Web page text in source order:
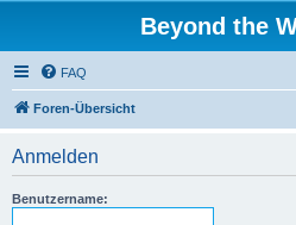
Beyond the
FAQ
Foren-Übersicht
Anmelden
Benutzername: